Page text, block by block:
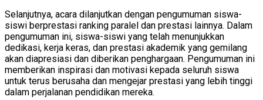
Selanjutnya, acara dilanjutkan dengan pengumuman siswa-
siswi berprestasi ranking paralel dan prestasi lainnya. Dalam
pengumuman ini, siswa-siswi yang telah menunjukkan
dedikasi, kerja keras, dan prestasi akademik yang gemilang
akan diapresiasi dan diberikan penghargaan. Pengumuman ini
memberikan inspirasi dan motivasi kepada seluruh siswa
untuk terus berusaha dan mengejar prestasi yang lebih tinggi
dalam perjalanan pendidikan mereka.